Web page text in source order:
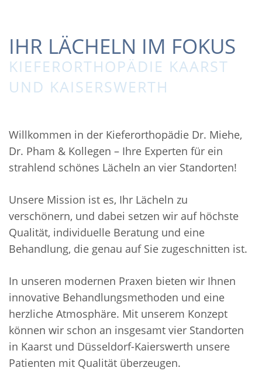
IHR LÄCHELN IM FOKUS
KIEFERORTHOPÄDIE KAARST
UND KAISERSWERTH
Willkommen in der Kieferorthopädie Dr. Miehe,
Dr. Pham & Kollegen – Ihre Experten für ein
strahlend schönes Lächeln an vier Standorten!
Unsere Mission ist es, Ihr Lächeln zu
verschönern, und dabei setzen wir auf höchste
Qualität, individuelle Beratung und eine
Behandlung, die genau auf Sie zugeschnitten ist.
In unseren modernen Praxen bieten wir Ihnen
innovative Behandlungsmethoden und eine
herzliche Atmosphäre. Mit unserem Konzept
können wir schon an insgesamt vier Standorten
in Kaarst und Düsseldorf-Kaierswerth unsere
Patienten mit Qualität überzeugen.